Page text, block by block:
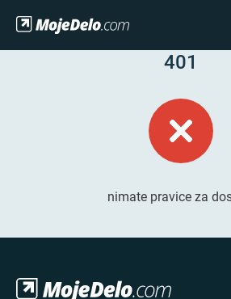
401
nimate pravice za